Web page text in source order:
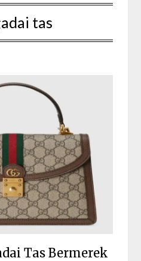
tas
Tas Bermerek